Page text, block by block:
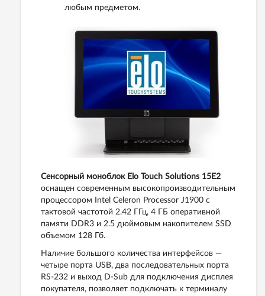
любым предметом.
Сенсорный моноблок Elo Touch Solutions 15Е2
оснащен современным высокопроизводительным
процессором Intel Celeron Processor J1900 с
тактовой частотой 2.42 ГГц, 4 ГБ оперативной
памяти DDR3 и 2.5 дюймовым накопителем SSD
объемом 128 Гб.
Наличие большого количества интерфейсов —
четыре порта USB, два последовательных порта
RS-232 и выход D-Sub для подключения дисплея
покупателя, позволяет подключать к терминалу